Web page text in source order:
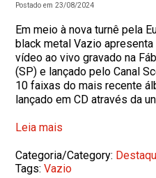
Postado em 23/08/2024
Em meio à nova turnê pela
black metal Vazio
vídeo ao vivo gravado na
(SP) e lançado pelo Canal
10 faixas do mais recente
lançado em CD através da
Leia mais
Categoria/Category:
Tags:Vazio